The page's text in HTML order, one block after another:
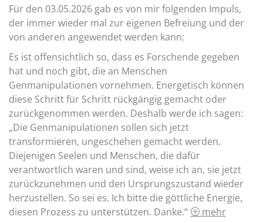
Für den 03.05.2026 gab es von mir folgenden Impuls,
der immer wieder mal zur eigenen Befreiung und der
von anderen angewendet werden kann:
Es ist offensichtlich so, dass es Forschende gegeben
hat und noch gibt, die an Menschen
Genmanipulationen vornehmen. Energetisch können
diese Schritt für Schritt rückgängig gemacht oder
zurückgenommen werden. Deshalb werde ich sagen:
„Die Genmanipulationen sollen sich jetzt
transformieren, ungeschehen gemacht werden.
Diejenigen Seelen und Menschen, die dafür
verantwortlich waren und sind, weise ich an, sie jetzt
zurückzunehmen und den Ursprungszustand wieder
herzustellen. So sei es. Ich bitte die göttliche Energie,
diesen Prozess zu unterstützen. Danke.“
mehr